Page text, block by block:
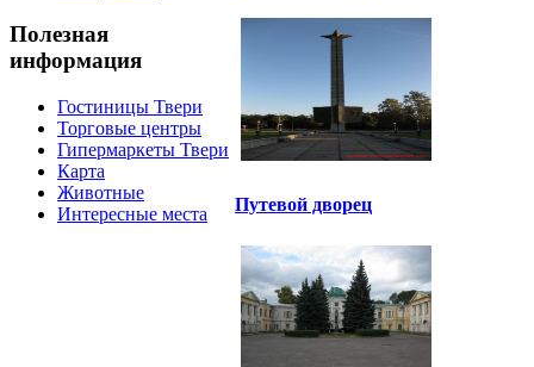
Полезная
информация
Гостиницы Твери
Торговые центры
Гипермаркеты Твери
Карта
Животные
Интересные места
Путевой дворец